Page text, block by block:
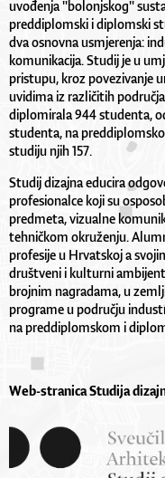
uvođenja "bolonjskog"
preddiplomski i diplomski
dva osnovna usmjerenja:
komunikacija. Studij je u
pristupu, kroz povezivanje
uvidima iz različitih
diplomirala 944 studenta,
studenta, na
studiju njih 157.
Studij dizajna educira
profesionalce koji su
predmeta, vizualne
tehničkom okruženju.
profesije u Hrvatskoj a
društveni i kulturni
brojnim nagradama, u
programe u području
na preddiplomskom i
Web-stranica Studija